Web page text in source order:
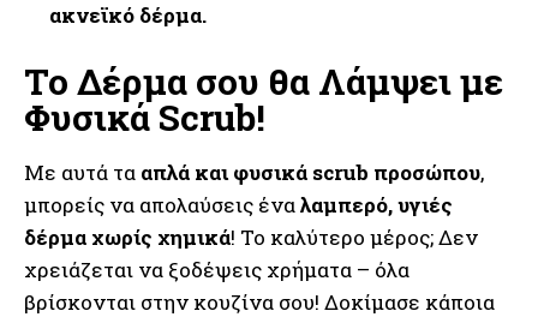
ακνεϊκό δέρμα.
Το Δέρμα σου θα Λάμψει με
Φυσικά Scrub!
Με αυτά τα απλά και φυσικά scrub προσώπου,
μπορείς να απολαύσεις έναλαμπερό, υγιές
δέρμα χωρίς χημικά! Το καλύτερο μέρος; Δεν
χρειάζεται να ξοδέψεις χρήματα – όλα
βρίσκονται στην κουζίνα σου! Δοκίμασε κάποια